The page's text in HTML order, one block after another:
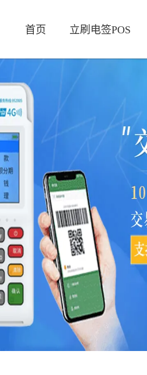
首页 立刷电签POS